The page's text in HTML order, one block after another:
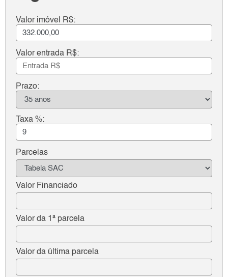
Valor imóvel R$:
Valor entrada R$:
Prazo:
Taxa %:
Parcelas
Valor Financiado
Valor da 1ª parcela
Valor da última parcela